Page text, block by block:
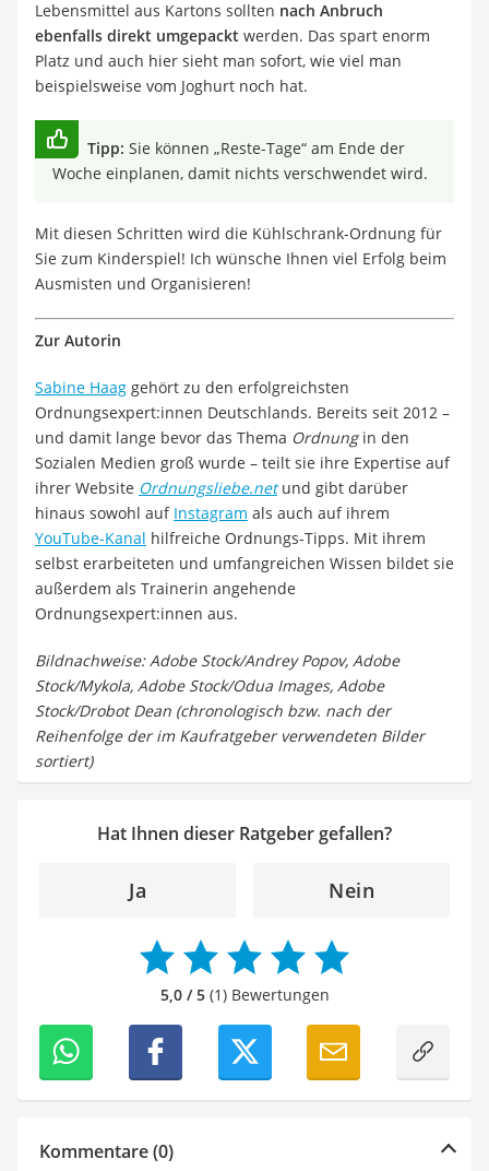
Lebensmittel aus Kartons sollten nach Anbruch
ebenfalls direkt umgepackt werden. Das spart enorm
Platz und auch hier sieht man sofort, wie viel man
beispielsweise vom Joghurt noch hat.
Tipp: Sie können „Reste-Tage“ am Ende der
Woche einplanen, damit nichts verschwendet wird.
Mit diesen Schritten wird die Kühlschrank-Ordnung für
Sie zum Kinderspiel! Ich wünsche Ihnen viel Erfolg beim
Ausmisten und Organisieren!
Zur Autorin
Sabine Haag gehört zu den erfolgreichsten
Ordnungsexpert:innen Deutschlands. Bereits seit 2012 –
und damit lange bevor das Thema Ordnungin den
Sozialen Medien groß wurde – teilt sie ihre Expertise auf
ihrer Website Ordnungsliebe.netund gibt darüber
hinaus sowohl auf Instagram als auch auf ihrem
YouTube-Kanal hilfreiche Ordnungs-Tipps. Mit ihrem
selbst erarbeiteten und umfangreichen Wissen bildet sie
außerdem als Trainerin angehende
Ordnungsexpert:innen aus.
Bildnachweise: Adobe Stock/Andrey Popov, Adobe
Stock/Mykola, Adobe Stock/Odua Images, Adobe
Stock/Drobot Dean (chronologisch bzw. nach der
Reihenfolge der im Kaufratgeber verwendeten Bilder
sortiert)
Hat Ihnen dieser Ratgeber gefallen?
Ja Nein
5,0 / 5(1) Bewertungen
Kommentare (0)